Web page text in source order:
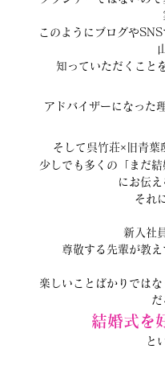
このようにブログや
知っていただくこと
アドバイザーになった
そして呉竹荘×旧青葉
少しでも多くの「まだ
にお伝え
それ
新入社
尊敬する先輩が教
楽しいことばかりでは
だ
結婚式を
と